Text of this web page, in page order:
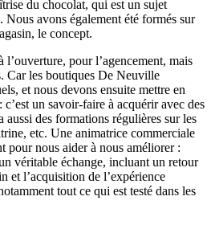
du chocolat, qui est un sujet
avons également été formés sur
le concept.
l’ouverture, pour l’agencement, mais
Car les boutiques De Neuville
et nous devons ensuite mettre en
c’est un savoir-faire à acquérir avec des
des formations régulières sur les
etc. Une animatrice commerciale
pour nous aider à nous améliorer :
véritable échange, incluant un retour
et l’acquisition de l’expérience
tout ce qui est testé dans les